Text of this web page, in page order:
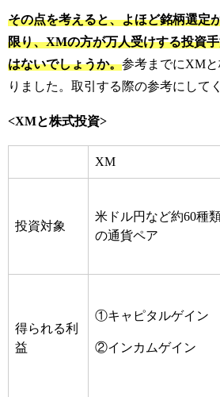
その点を考えると、よほど銘柄選定
限り、XMの方が万人受けする投資
はないでしょうか。参考までにXM
りました。取引する際の参考にして
<XMと株式投資>
XM
投資対象
米ドル円など約60種
の通貨ペア
得られる利
益
①キャピタルゲイン
②インカムゲイン